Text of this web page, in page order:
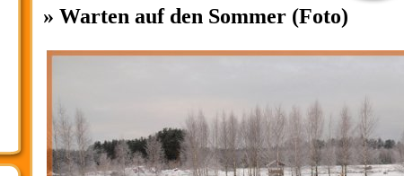
» Warten auf den Sommer (Foto)